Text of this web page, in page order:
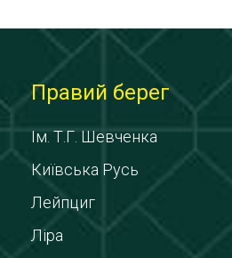
Правий берег
Ім. Т.Г. Шевченка
Київська Русь
Лейпциг
Ліра